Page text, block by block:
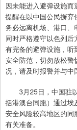
因未能进入避弹设施
提醒在以中国公民摒弃
务必远离机场、港口、
同时严格遵守以色列
有完备的避弹设施，
安全防范，切勿放松
况，请及时报警并与中
3月25日，中国驻以
括港澳台同胞）通过
安全风险较高地区的
有关准备。